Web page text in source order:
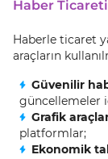
Haber
Haberle ticaret
araçların
Güvenilir
güncellemeler
Grafik
platformlar;
Ekonomik